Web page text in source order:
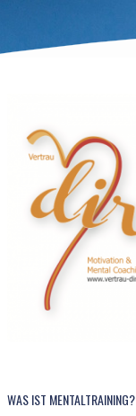
WAS IST MENTALTRAINING?